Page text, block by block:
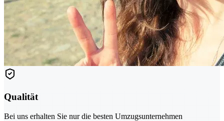
Qualität
Bei uns erhalten Sie nur die besten Umzugsunternehmen